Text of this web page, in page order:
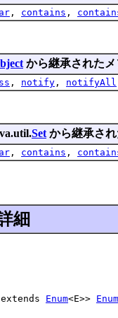
, contains ,
から継承されたメ
, notify , notifyAll
Set から継承さ
, contains ,
細
Enum<E>>